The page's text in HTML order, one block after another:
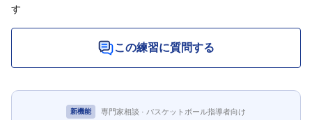
す
この練習に質問する
新機能 専門家相談 · バスケットボール指導者向け